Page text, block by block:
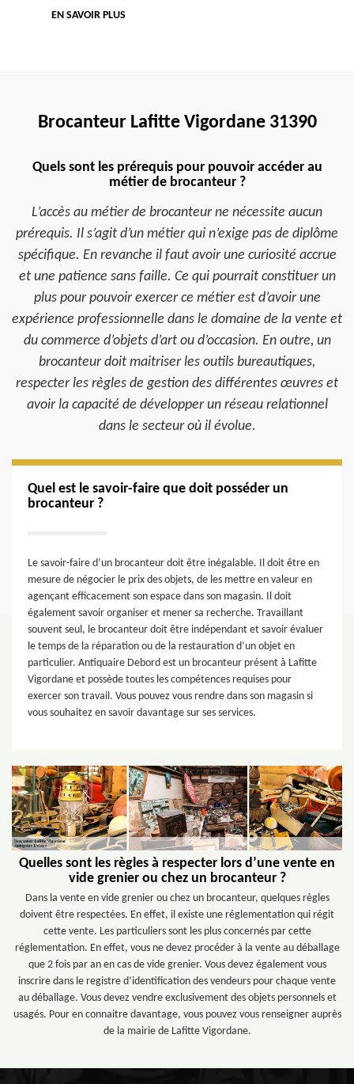
EN SAVOIR PLUS
Brocanteur Lafitte Vigordane 31390
Quels sont les prérequis pour pouvoir accéder au
métier de brocanteur ?
L’accès au métier de brocanteur ne nécessite aucun
prérequis. Il s’agit d’un métier qui n’exige pas de diplôme
spécifique. En revanche il faut avoir une curiosité accrue
et une patience sans faille. Ce qui pourrait constituer un
plus pour pouvoir exercer ce métier est d’avoir une
expérience professionnelle dans le domaine de la vente et
du commerce d’objets d’art ou d’occasion. En outre, un
brocanteur doit maitriser les outils bureautiques,
respecter les règles de gestion des différentes œuvres et
avoir la capacité de développer un réseau relationnel
dans le secteur où il évolue.
Quel est le savoir-faire que doit posséder un
brocanteur ?
Le savoir-faire d’un brocanteur doit être inégalable. Il doit être en
mesure de négocier le prix des objets, de les mettre en valeur en
agençant efficacement son espace dans son magasin. Il doit
également savoir organiser et mener sa recherche. Travaillant
souvent seul, le brocanteur doit être indépendant et savoir évaluer
le temps de la réparation ou de la restauration d’un objet en
particulier. Antiquaire Debord est un brocanteur présent à Lafitte
Vigordane et possède toutes les compétences requises pour
exercer son travail. Vous pouvez vous rendre dans son magasin si
vous souhaitez en savoir davantage sur ses services.
Quelles sont les règles à respecter lors d’une vente en
vide grenier ou chez un brocanteur ?
Dans la vente en vide grenier ou chez un brocanteur, quelques règles
doivent être respectées. En effet, il existe une réglementation qui régit
cette vente. Les particuliers sont les plus concernés par cette
réglementation. En effet, vous ne devez procéder à la vente au déballage
que 2 fois par an en cas de vide grenier. Vous devez également vous
inscrire dans le registre d’identification des vendeurs pour chaque vente
au déballage. Vous devez vendre exclusivement des objets personnels et
usagés. Pour en connaitre davantage, vous pouvez vous renseigner auprès
de la mairie de Lafitte Vigordane.